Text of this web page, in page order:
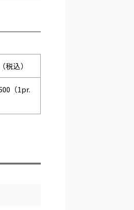
税込）
（1pr.